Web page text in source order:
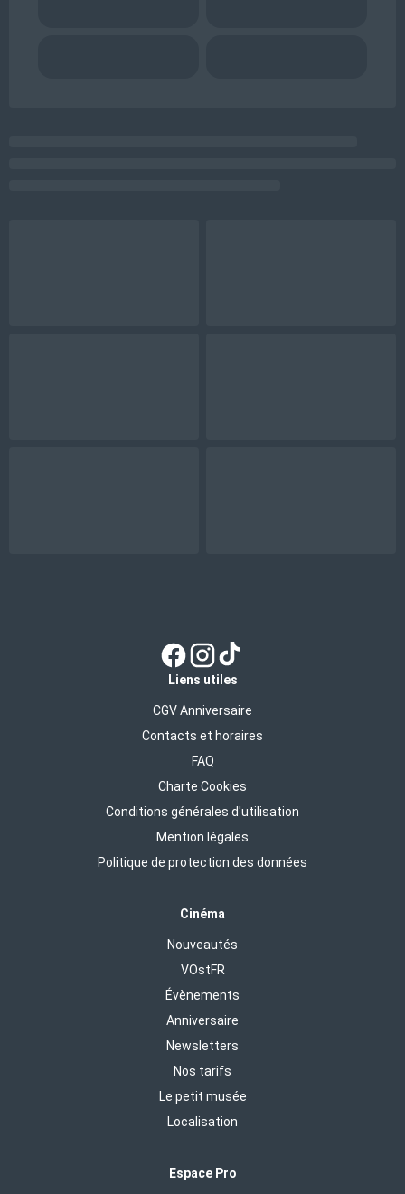
Liens utiles
CGV Anniversaire
Contacts et horaires
FAQ
Charte Cookies
Conditions générales d'utilisation
Mention légales
Politique de protection des données
Cinéma
Nouveautés
VOstFR
Évènements
Anniversaire
Newsletters
Nos tarifs
Le petit musée
Localisation
Espace Pro